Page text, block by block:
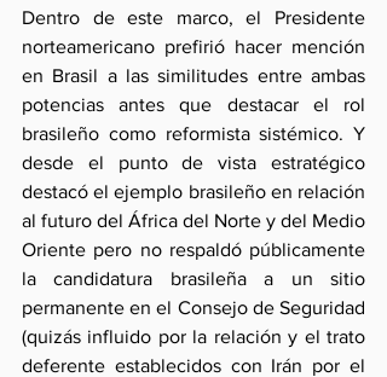
Dentro de este marco, el Presidente
norteamericano prefirió hacer mención
en Brasil a las similitudes entre ambas
potencias antes que destacar el rol
brasileño como reformista sistémico. Y
desde el punto de vista estratégico
destacó el ejemplo brasileño en relación
al futuro del África del Norte y del Medio
Oriente pero no respaldó públicamente
la candidatura brasileña a un sitio
permanente en el Consejo de Seguridad
(quizás influido por la relación y el trato
deferente establecidos con Irán por el